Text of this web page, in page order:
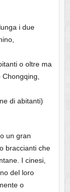
i due
o oltre ma
di abitanti)
un gran
braccianti che
I cinesi,
del loro
o